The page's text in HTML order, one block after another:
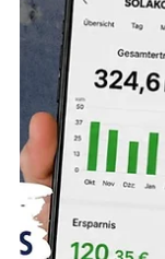
4000W
Pro im
Jackery
Speicher, 4
Steckdose und